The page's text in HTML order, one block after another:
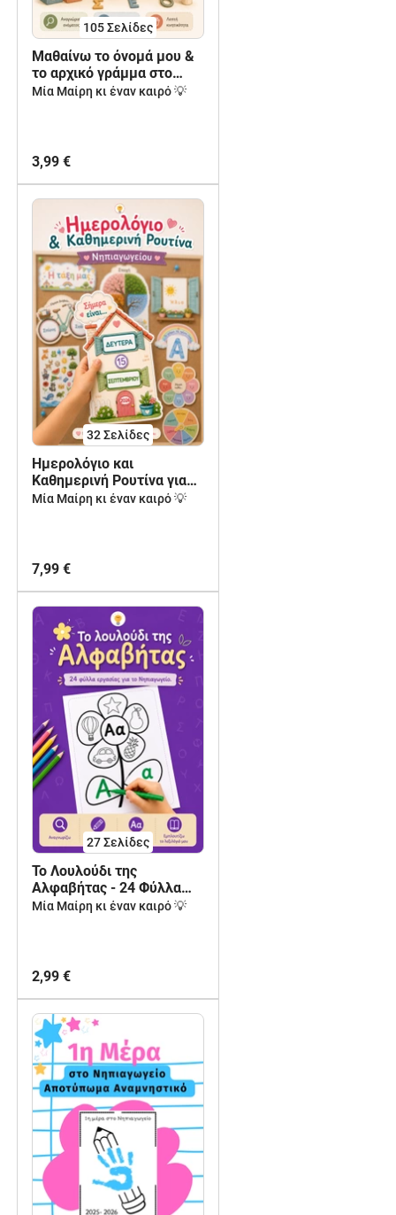
105Σελίδες
Μαθαίνω το όνομά μου &
το αρχικό γράμμα στο
Νηπιαγωγείο- Πακέτο
Μία Μαίρη κι έναν καιρό 💡
3,99 €
32Σελίδες
Ημερολόγιο και
Καθημερινή Ρουτίνα για
το Νηπιαγωγείο
Μία Μαίρη κι έναν καιρό 💡
7,99 €
27Σελίδες
Το Λουλούδι της
Αλφαβήτας - 24 Φύλλα
Εργασίας για το
Μία Μαίρη κι έναν καιρό 💡
2,99 €